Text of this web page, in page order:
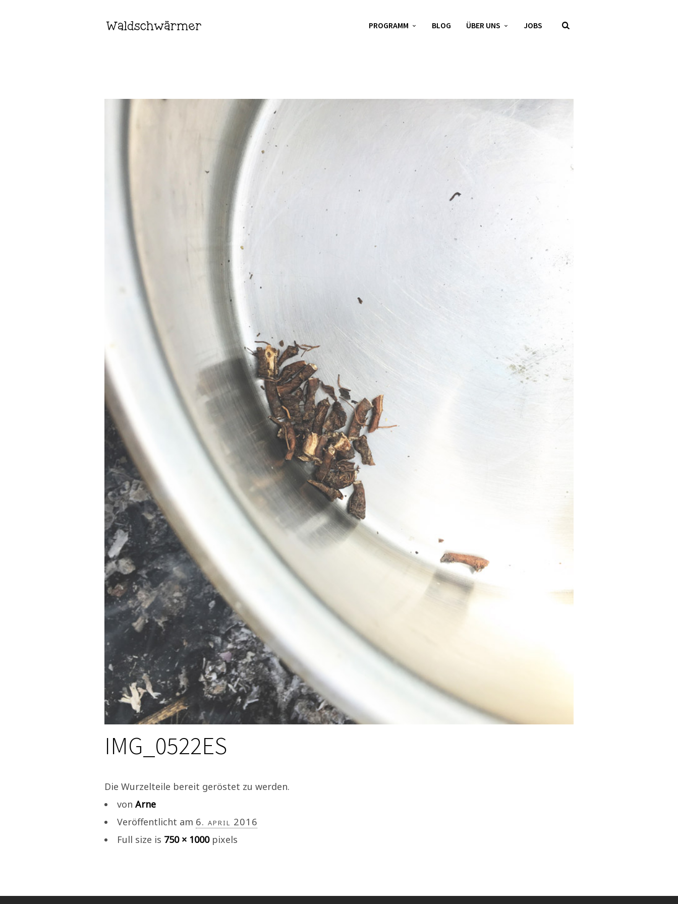
PROGRAMM BLOG ÜBER UNS JOBS
IMG_0522ES
Die Wurzelteile bereit geröstet zu werden.
von Arne
Veröffentlicht am 6. april 2016
Full size is 750 × 1000pixels